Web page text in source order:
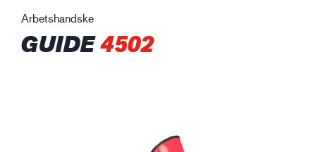
Arbetshandske
GUIDE4502